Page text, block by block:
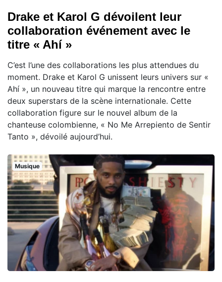
Drake et Karol G dévoilent leur
collaboration événement avec le
titre « Ahí »
C’est l’une des collaborations les plus attendues du
moment. Drake et Karol G unissent leurs univers sur «
Ahí », un nouveau titre qui marque la rencontre entre
deux superstars de la scène internationale. Cette
collaboration figure sur le nouvel album de la
chanteuse colombienne, « No Me Arrepiento de Sentir
Tanto », dévoilé aujourd’hui.
Musique